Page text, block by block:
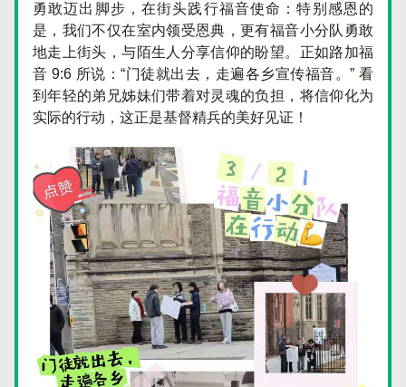
勇敢迈出脚步，在街头践行福音使命：特别感恩的
是，我们不仅在室内领受恩典，更有福音小分队勇敢
地走上街头，与陌生人分享信仰的盼望。正如路加福
音 9:6 所说：“门徒就出去，走遍各乡宣传福音。” 看
到年轻的弟兄姊妹们带着对灵魂的负担，将信仰化为
实际的行动，这正是基督精兵的美好见证！